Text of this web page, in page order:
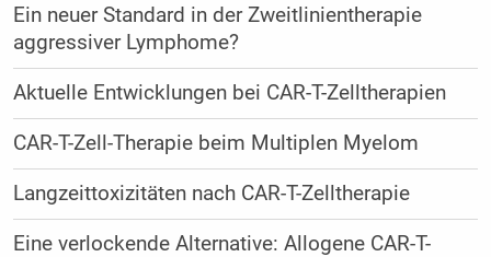
Ein neuer Standard in der Zweitlinientherapie
aggressiver Lymphome?
Aktuelle Entwicklungen bei CAR-T-Zelltherapien
CAR-T-Zell-Therapie beim Multiplen Myelom
Langzeittoxizitäten nach CAR-T-Zelltherapie
Eine verlockende Alternative: Allogene CAR-T-